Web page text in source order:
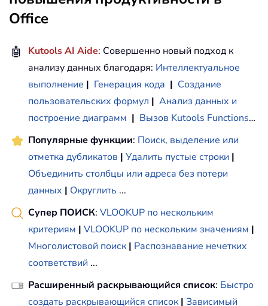
Office
🤖 Kutools AI Aide: Совершенно новый подход к
анализу данных благодаря: Интеллектуальное
выполнение | Генерация кода | Создание
пользовательских формул | Анализ данных и
построение диаграмм | Вызов Kutools Functions…
Популярные функции: Поиск, выделение или
отметка дубликатов | Удалить пустые строки |
Объединить столбцы или адреса без потери
данных | Округлить ...
Супер ПОИСК: VLOOKUP по нескольким
критериям | VLOOKUP по нескольким значениям |
Многолистовой поиск | Распознавание нечетких
соответствий ...
Расширенный раскрывающийся список: Быстро
создать раскрывающийся список | Зависимый